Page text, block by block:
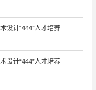
】 美术学院：以美为媒 创新美术设计“444”人才培养
】 美术学院：以美为媒 创新美术设计“444”人才培养